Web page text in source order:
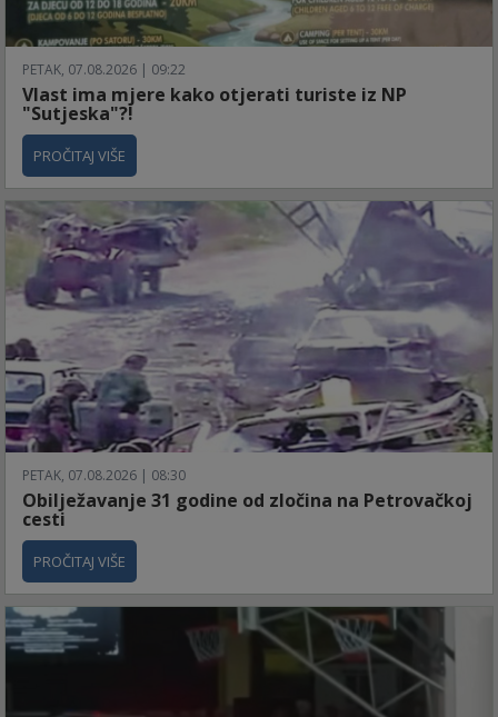
PETAK, 07.08.2026 | 09:22
Vlast ima mjere kako otjerati turiste iz NP
"Sutjeska"?!
PROČITAJ VIŠE
PETAK, 07.08.2026 | 08:30
Obilježavanje 31 godine od zločina na Petrovačkoj
cesti
PROČITAJ VIŠE